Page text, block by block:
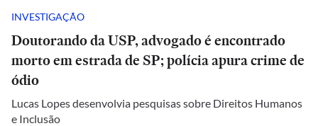
INVESTIGAÇÃO
Doutorando da USP, advogado é encontrado
morto em estrada de SP; polícia apura crime de
ódio
Lucas Lopes desenvolvia pesquisas sobre Direitos Humanos
e Inclusão